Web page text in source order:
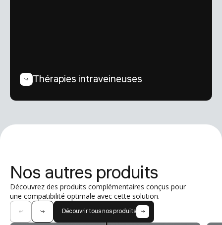
Thérapies intraveineuses
Nos autres produits
Découvrez des produits complémentaires conçus pour
une compatibilité optimale avec cette solution.
Découvrir tous nos produits